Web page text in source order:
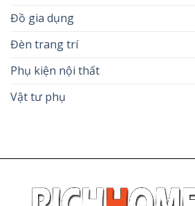
Đồ gia dụng
Đèn trang trí
Phụ kiện nội thất
Vật tư phụ